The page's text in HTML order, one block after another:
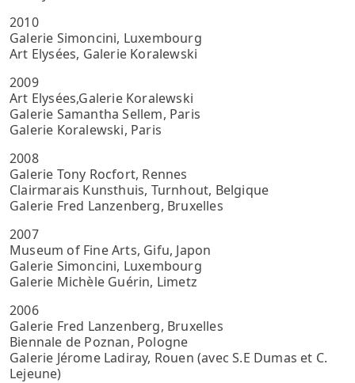
2010
Galerie Simoncini, Luxembourg
Art Elysées, Galerie Koralewski
2009
Art Elysées,Galerie Koralewski
Galerie Samantha Sellem, Paris
Galerie Koralewski, Paris
2008
Galerie Tony Rocfort, Rennes
Clairmarais Kunsthuis, Turnhout, Belgique
Galerie Fred Lanzenberg, Bruxelles
2007
Museum of Fine Arts, Gifu, Japon
Galerie Simoncini, Luxembourg
Galerie Michèle Guérin, Limetz
2006
Galerie Fred Lanzenberg, Bruxelles
Biennale de Poznan, Pologne
Galerie Jérome Ladiray, Rouen (avec S.E Dumas et C.
Lejeune)